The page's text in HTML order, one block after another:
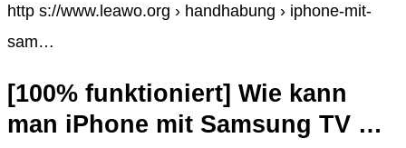
http s://www.leawo.org › handhabung › iphone-mit-
sam…
[100% funktioniert] Wie kann
man iPhone mit Samsung TV …